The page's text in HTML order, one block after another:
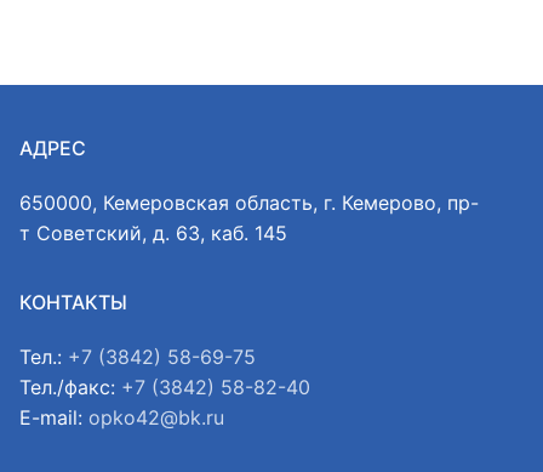
АДРЕС
650000, Кемеровская область, г. Кемерово, пр-
т Советский, д. 63, каб. 145
КОНТАКТЫ
Тел.: +7 (3842) 58-69-75
Тел./факс: +7 (3842) 58-82-40
E-mail: opko42@bk.ru